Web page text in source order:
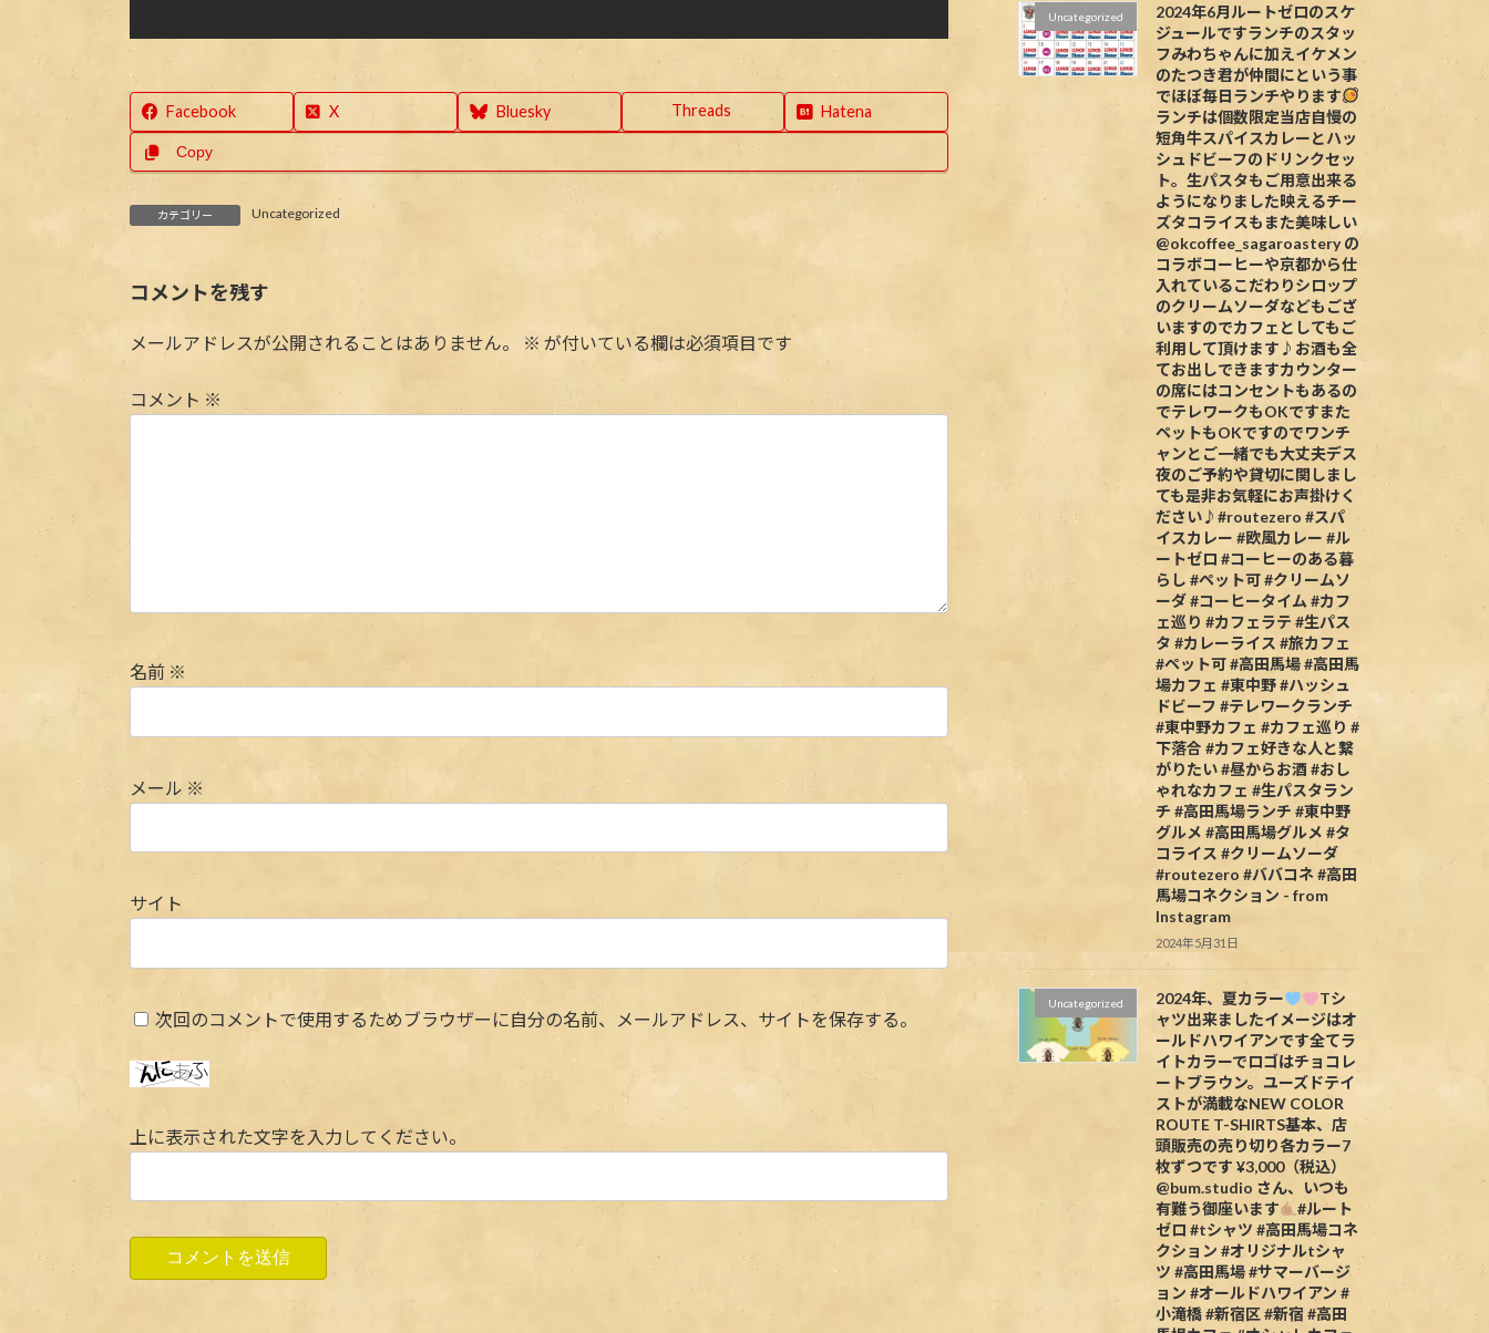
Facebook X Bluesky Threads Hatena
Copy
カテゴリー Uncategorized
コメントを残す
メールアドレスが公開されることはありません。 ※ が付いている欄は必須項目です
コメント ※
名前 ※
メール ※
サイト
次回のコメントで使用するためブラウザーに自分の名前、メールアドレス、サイトを保存する。
上に表示された文字を入力してください。
Uncategorized
2024年6月ルートゼロのスケ
ジュールですランチのスタッ
フみわちゃんに加えイケメン
のたつき君が仲間にという事
でほぼ毎日ランチやります
ランチは個数限定当店自慢の
短角牛スパイスカレーとハッ
シュドビーフのドリンクセッ
ト。生パスタもご用意出来る
ようになりました映えるチー
ズタコライスもまた美味しい
@okcoffee_sagaroastery の
コラボコーヒーや京都から仕
入れているこだわりシロップ
のクリームソーダなどもござ
いますのでカフェとしてもご
利用して頂けます♪お酒も全
てお出しできますカウンター
の席にはコンセントもあるの
でテレワークもOKですまた
ペットもOKですのでワンチ
ャンとご一緒でも大丈夫デス
夜のご予約や貸切に関しまし
ても是非お気軽にお声掛けく
ださい♪#routezero #スパ
イスカレー #欧風カレー #ル
ートゼロ #コーヒーのある暮
らし #ペット可 #クリームソ
ーダ #コーヒータイム #カフ
ェ巡り #カフェラテ #生パス
タ #カレーライス #旅カフェ
#ペット可 #高田馬場 #高田馬
場カフェ #東中野 #ハッシュ
ドビーフ #テレワークランチ
#東中野カフェ #カフェ巡り #
下落合 #カフェ好きな人と繋
がりたい #昼からお酒 #おし
ゃれなカフェ #生パスタラン
チ #高田馬場ランチ #東中野
グルメ #高田馬場グルメ #タ
コライス #クリームソーダ
#routezero #ババコネ #高田
馬場コネクション - from
Instagram
2024年5月31日
Uncategorized 2024年、夏カラー
Tシ
ャツ出来ましたイメージはオ
ールドハワイアンです全てラ
イトカラーでロゴはチョコレ
ートブラウン。ユーズドテイ
ストが満載なNEW COLOR
ROUTE T-SHIRTS基本、店
頭販売の売り切り各カラー7
枚ずつです ¥3,000（税込）
@bum.studio さん、いつも
有難う御座います
#ルート
ゼロ #tシャツ #高田馬場コネ
クション #オリジナルtシャ
ツ #高田馬場 #サマーバージ
ョン #オールドハワイアン #
小滝橋 #新宿区 #新宿 #高田